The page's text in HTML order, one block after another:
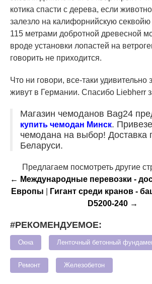
котика спасти с дерева, если
залезло на калифорнийскую
115 метрами добротной древесной
вроде установки лопастей на
говорить не приходится.
Что ни говори, все-таки
живут в Германии. Спасибо Liebherr
Магазин чемоданов Bag24
купить чемодан Минск.
чемодана на выбор! Доставка
Беларуси.
Предлагаем посмотреть другие
← Международные перевозки -
Европы
Гигант среди кранов -
D5200-240 →
#РЕКОМЕНДУЕМОЕ:
Окна Ленточный бетонный
Ремонт Железобетон